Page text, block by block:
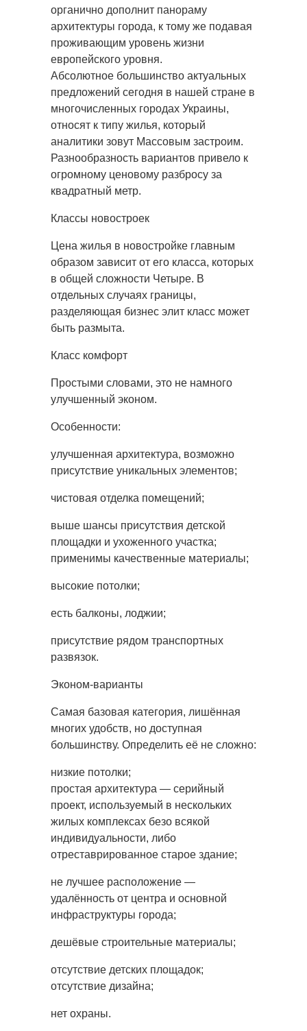
органично дополнит панораму
архитектуры города, к тому же подавая
проживающим уровень жизни
европейского уровня.
Абсолютное большинство актуальных
предложений сегодня в нашей стране в
многочисленных городах Украины,
относят к типу жилья, который
аналитики зовут Массовым застроим.
Разнообразность вариантов привело к
огромному ценовому разбросу за
квадратный метр.
Классы новостроек
Цена жилья в новостройке главным
образом зависит от его класса, которых
в общей сложности Четыре. В
отдельных случаях границы,
разделяющая бизнес элит класс может
быть размыта.
Класс комфорт
Простыми словами, это не намного
улучшенный эконом.
Особенности:
улучшенная архитектура, возможно
присутствие уникальных элементов;
чистовая отделка помещений;
выше шансы присутствия детской
площадки и ухоженного участка;
применимы качественные материалы;
высокие потолки;
есть балконы, лоджии;
присутствие рядом транспортных
развязок.
Эконом-варианты
Самая базовая категория, лишённая
многих удобств, но доступная
большинству. Определить её не сложно:
низкие потолки;
простая архитектура — серийный
проект, используемый в нескольких
жилых комплексах безо всякой
индивидуальности, либо
отреставрированное старое здание;
не лучшее расположение —
удалённость от центра и основной
инфраструктуры города;
дешёвые строительные материалы;
отсутствие детских площадок;
отсутствие дизайна;
нет охраны.